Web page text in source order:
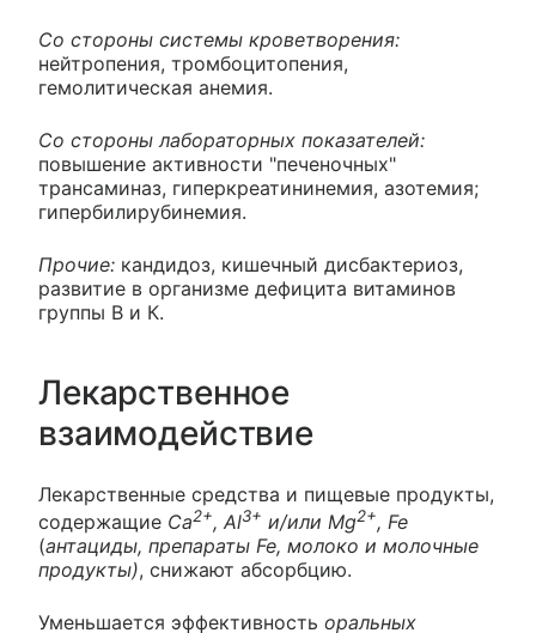
Со стороны системы кроветворения:
нейтропения, тромбоцитопения,
гемолитическая анемия.
Со стороны лабораторных показателей:
повышение активности "печеночных"
трансаминаз, гиперкреатининемия, азотемия;
гипербилирубинемия.
Прочие: кандидоз, кишечный дисбактериоз,
развитие в организме дефицита витаминов
группы В и К.
Лекарственное
взаимодействие
Лекарственные средства и пищевые продукты,
содержащие Ca2+, Al3+ и/или Mg2+, Fe
(антациды, препараты Fe, молоко и молочные
продукты), снижают абсорбцию.
Уменьшается эффективность оральных